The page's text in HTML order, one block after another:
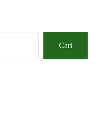
Cari